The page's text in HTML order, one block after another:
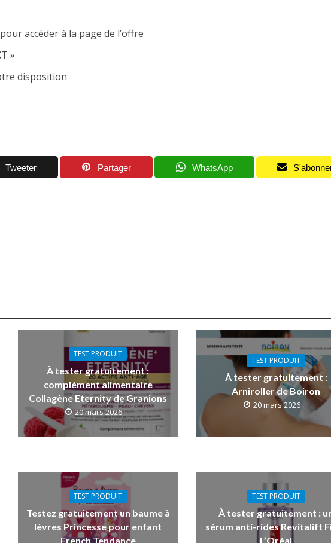
accéder à la page de l’offre
»
disposition
Tweeter Partager WhatsApp
TEST PRODUIT
À tester gratuitement :
complément alimentaire
Collagène Eternity de Granions
20 mars 2026
TEST PRODUIT
À tester gratuitement :
Arniroller de Boiron
20 mars 2026
TEST PRODUIT
Testez gratuitement un baume à
lèvres Princesse pour enfant
French Tendance
TEST PRODUIT
À tester gratuitement :
sérum anti-rides Revitalift
L’Oréal